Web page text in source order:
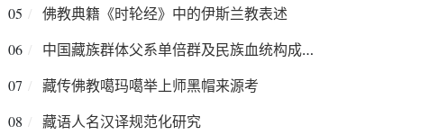
05 佛教典籍《时轮经》中的伊斯兰教表述
06 中国藏族群体父系单倍群及民族血统构成情况
07 藏传佛教噶玛噶举上师黑帽来源考
08 藏语人名汉译规范化研究